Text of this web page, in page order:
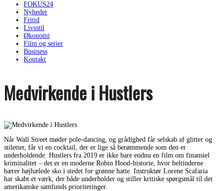
FOKUS24
Nyheder
Fritid
Livsstil
Økonomi
Film og serier
Business
Kontakt
Medvirkende i Hustlers
Når Wall Street møder pole-dancing, og grådighed får selskab af glitter og
stiletter, får vi en cocktail, der er lige så berømmende som den er
underholdende. Hustlers fra 2019 er ikke bare endnu en film om finansiel
kriminalitet – det er en moderne Robin Hood-historie, hvor heltinderne
bærer højhælede sko i stedet for grønne hatte. Instruktør Lorene Scafaria
har skabt et værk, der både underholder og stiller kritiske spørgsmål til det
amerikanske samfunds prioriteringer.